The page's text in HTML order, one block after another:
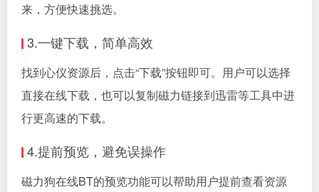
来，方便快速挑选。
3.一键下载，简单高效
找到心仪资源后，点击“下载”按钮即可。用户可以选择
直接在线下载，也可以复制磁力链接到迅雷等工具中进
行更高速的下载。
4.提前预览，避免误操作
磁力狗在线BT的预览功能可以帮助用户提前查看资源